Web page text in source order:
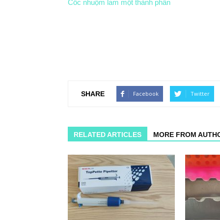
Cốc nhuộm lam một thành phần
SHARE Facebook Twitter
RELATED ARTICLES MORE FROM